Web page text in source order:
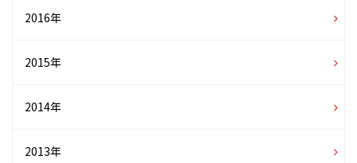
2016年
2015年
2014年
2013年